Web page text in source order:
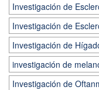
Investigación de
Investigación de
Investigación de
investigación de
Investigación de